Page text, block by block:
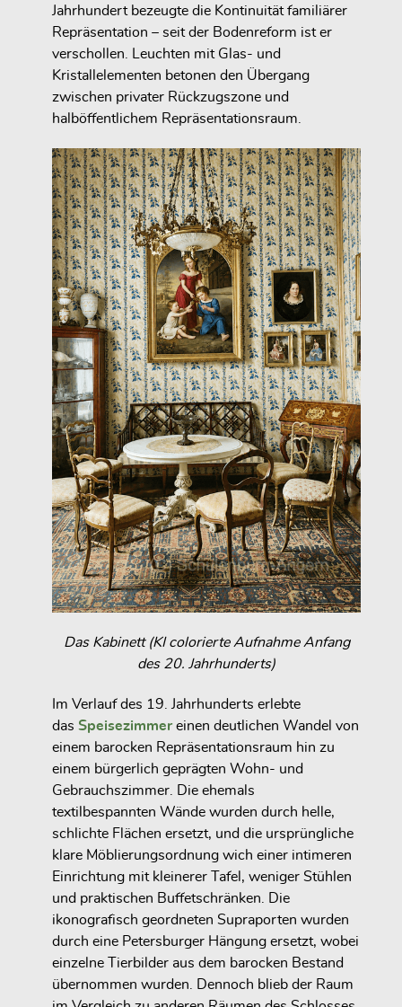
Jahrhundert bezeugte die Kontinuität familiärer
Repräsentation – seit der Bodenreform ist er
verschollen. Leuchten mit Glas- und
Kristallelementen betonen den Übergang
zwischen privater Rückzugszone und
halböffentlichem Repräsentationsraum.
Das Kabinett (KI colorierte Aufnahme Anfang
des 20. Jahrhunderts)
Im Verlauf des 19. Jahrhunderts erlebte
das Speisezimmereinen deutlichen Wandel von
einem barocken Repräsentationsraum hin zu
einem bürgerlich geprägten Wohn- und
Gebrauchszimmer. Die ehemals
textilbespannten Wände wurden durch helle,
schlichte Flächen ersetzt, und die ursprüngliche
klare Möblierungsordnung wich einer intimeren
Einrichtung mit kleinerer Tafel, weniger Stühlen
und praktischen Buffetschränken. Die
ikonografisch geordneten Supraporten wurden
durch eine Petersburger Hängung ersetzt, wobei
einzelne Tierbilder aus dem barocken Bestand
übernommen wurden. Dennoch blieb der Raum